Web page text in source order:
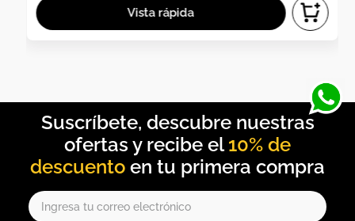
10% de
descuento